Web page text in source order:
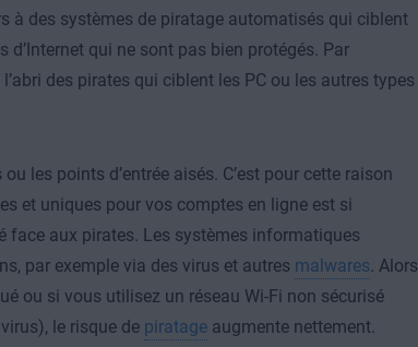
à des systèmes de piratage automatisés qui ciblent
qui ne sont pas bien protégés. Par
des pirates qui ciblent les PC ou les autres types
les points d’entrée aisés. C’est pour cette raison
et uniques pour vos comptes en ligne est si
aux pirates. Les systèmes informatiques
par exemple via des virus et autres malwares. Alors
ou si vous utilisez un réseau Wi-Fi non sécurisé
le risque de piratageaugmente nettement.